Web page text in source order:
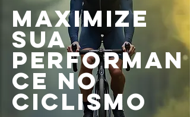
Maximize
SUA
Performan
ce NO
CICLISMO